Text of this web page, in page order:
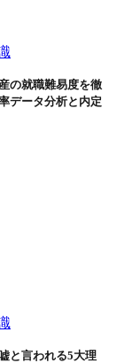
の就職難易度を徹
データ分析と内定
と言われる5大理